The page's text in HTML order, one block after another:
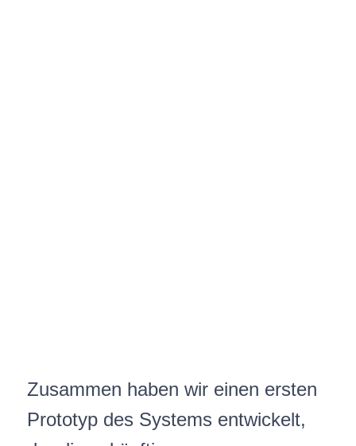
Zusammen haben wir einen ersten
Prototyp des Systems entwickelt,